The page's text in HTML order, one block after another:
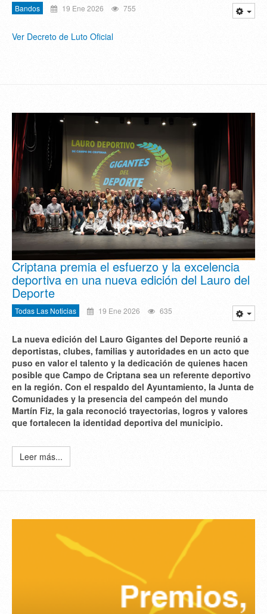
Bandos 19 Ene 2026 755
Ver Decreto de Luto Oficial
Criptana premia el esfuerzo y la excelencia
deportiva en una nueva edición del Lauro del
Deporte
Todas Las Noticias 19 Ene 2026 635
La nueva edición del Lauro Gigantes del Deporte reunió a
deportistas, clubes, familias y autoridades en un acto que
puso en valor el talento y la dedicación de quienes hacen
posible que Campo de Criptana sea un referente deportivo
en la región. Con el respaldo del Ayuntamiento, la Junta de
Comunidades y la presencia del campeón del mundo
Martín Fiz, la gala reconoció trayectorias, logros y valores
que fortalecen la identidad deportiva del municipio.
Leer más...